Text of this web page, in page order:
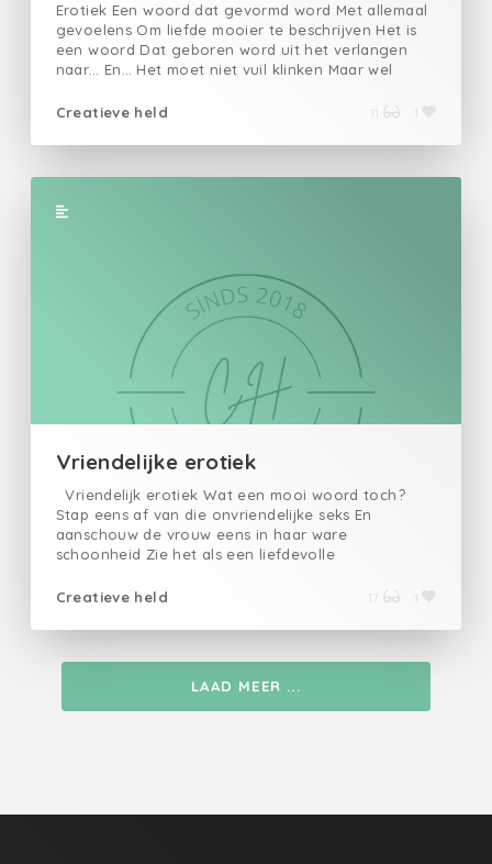
Erotiek Een woord dat gevormd word Met allemaal
gevoelens Om liefde mooier te beschrijven Het is
een woord Dat geboren word uit het verlangen
naar… En… Het moet niet vuil klinken Maar wel
Creatieve held
Vriendelijke erotiek
Vriendelijk erotiek Wat een mooi woord toch?
Stap eens af van die onvriendelijke seks En
aanschouw de vrouw eens in haar ware
schoonheid Zie het als een liefdevolle
betoverend mooi zijn.
Creatieve held
LAAD MEER ...